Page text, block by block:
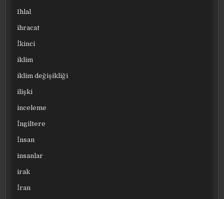
Ihlal
ihracat
İkinci
iklim
iklim değişikliği
ilişki
inceleme
İngiltere
İnsan
insanlar
irak
İran